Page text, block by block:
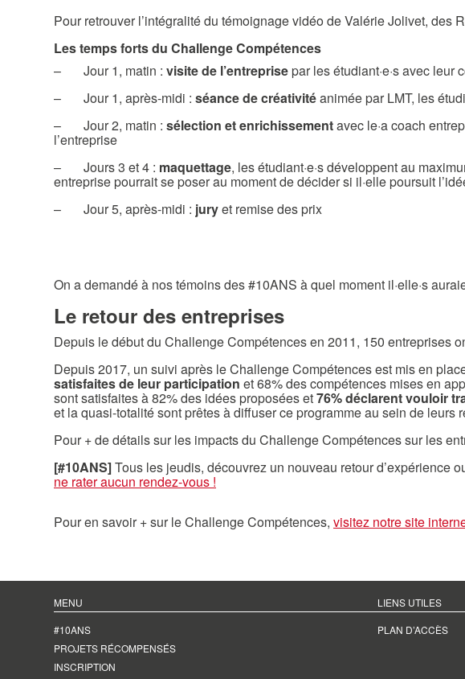
Pour retrouver l’intégralité du témoignage vidéo de Valérie Jolivet, des
Les temps forts du Challenge Compétences
– Jour 1, matin : visite de l’entreprisepar les étudiant·e·s avec leur
– Jour 1, après-midi : séance de créativitéanimée par LMT, les
– Jour 2, matin : sélection et enrichissementavec le·a coach
l’entreprise
– Jours 3 et 4 : maquettage, les étudiant·e·s développent au
entreprise pourrait se poser au moment de décider si il·elle poursuit
– Jour 5, après-midi : juryet remise des prix
On a demandé à nos témoins des #10ANS à quel moment il·elle·s
Le retour des entreprises
Depuis le début du Challenge Compétences en 2011, 150 entreprises
Depuis 2017, un suivi après le Challenge Compétences est mis en
satisfaites de leur participation et 68% des compétences mises en
sont satisfaites à 82% des idées proposées et76% déclarent vouloir
et la quasi-totalité sont prêtes à diffuser ce programme au sein de leurs
Pour + de détails sur les impacts du Challenge Compétences sur les
[#10ANS]Tous les jeudis, découvrez un nouveau retour d’expérience
ne rater aucun rendez-vous !
Pour en savoir + sur le Challenge Compétences, visitez notre site
MENU
#10ANS
PROJETS RÉCOMPENSÉS
INSCRIPTION
LIENS UTILES
PLAN D’ACCÈS